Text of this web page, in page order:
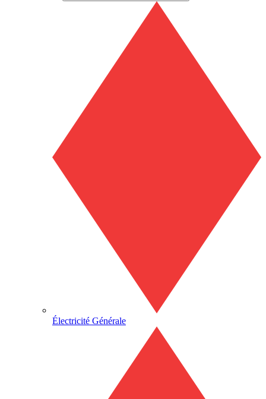
Électricité Générale